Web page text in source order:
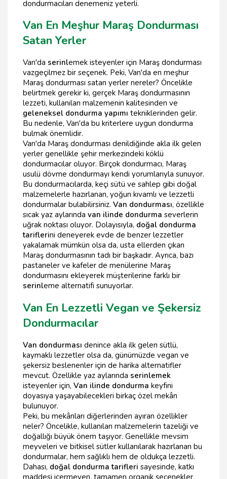
dondurmacıları denemeniz yeterli.
Van En Meşhur Maraş Dondurması
Satan Yerler
Van'da serinlemek isteyenler için Maraş dondurması
vazgeçilmez bir seçenek. Peki, Van'da en meşhur
Maraş dondurması satan yerler nereler? Öncelikle
belirtmek gerekir ki, gerçek Maraş dondurmasının
lezzeti, kullanılan malzemenin kalitesinden ve
geleneksel dondurma yapımı tekniklerinden gelir.
Bu nedenle, Van'da bu kriterlere uygun dondurma
bulmak önemlidir.
Van'da Maraş dondurması denildiğinde akla ilk gelen
yerler genellikle şehir merkezindeki köklü
dondurmacılar oluyor. Birçok dondurmacı, Maraş
usulü dövme dondurmayı kendi yorumlarıyla sunuyor.
Bu dondurmacılarda, keçi sütü ve sahlep gibi doğal
malzemelerle hazırlanan, yoğun kıvamlı ve lezzetli
dondurmalar bulabilirsiniz. Van dondurması, özellikle
sıcak yaz aylarında van ilinde dondurma severlerin
uğrak noktası oluyor. Dolayısıyla, doğal dondurma
tariflerini deneyerek evde de benzer lezzetler
yakalamak mümkün olsa da, usta ellerden çıkan
Maraş dondurmasının tadı bir başkadır. Ayrıca, bazı
pastaneler ve kafeler de menülerine Maraş
dondurmasını ekleyerek müşterilerine farklı bir
serinleme alternatifi sunuyorlar.
Van En Lezzetli Vegan ve Şekersiz
Dondurmacılar
Van dondurması denince akla ilk gelen sütlü,
kaymaklı lezzetler olsa da, günümüzde vegan ve
şekersiz beslenenler için de harika alternatifler
mevcut. Özellikle yaz aylarında serinlemek
isteyenler için, Van ilinde dondurma keyfini
doyasıya yaşayabilecekleri birkaç özel mekân
bulunuyor.
Peki, bu mekânları diğerlerinden ayıran özellikler
neler? Öncelikle, kullanılan malzemelerin tazeliği ve
doğallığı büyük önem taşıyor. Genellikle mevsim
meyveleri ve bitkisel sütler kullanılarak hazırlanan bu
dondurmalar, hem sağlıklı hem de oldukça lezzetli.
Dahası, doğal dondurma tarifleri sayesinde, katkı
maddesi içermeyen, tamamen organik seçenekler